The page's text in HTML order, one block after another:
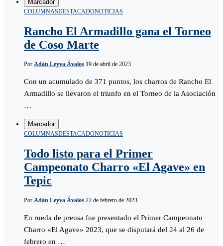
Marcador
COLUMNASDESTACADONOTICIAS
Rancho El Armadillo gana el Torneo
de Coso Marte
Por Adán Leyva Ávalos 19 de abril de 2023
Con un acumulado de 371 puntos, los charros de Rancho El
Armadillo se llevaron el triunfo en el Torneo de la Asociación
…
Marcador
COLUMNASDESTACADONOTICIAS
Todo listo para el Primer
Campeonato Charro «El Agave» en
Tepic
Por Adán Leyva Ávalos 22 de febrero de 2023
En rueda de prensa fue presentado el Primer Campeonato
Charro «El Agave» 2023, que se disputará del 24 al 26 de
febrero en …